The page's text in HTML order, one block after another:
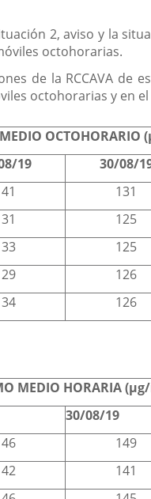
2, aviso y la
octohorarias.
de la RCCAVA de
octohorarias y en
OCTOHORARIO
19 30/08/
131
125
125
126
126
MEDIO HORARIA
30/08/19
149
141